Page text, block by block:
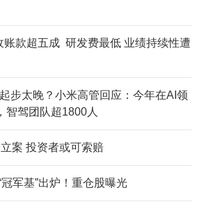
账款超五成 研发费最低 业绩持续性遭
步太晚？小米高管回应：今年在AI领
智驾团队超1800人
案 投资者或可索赔
军基”出炉！重仓股曝光